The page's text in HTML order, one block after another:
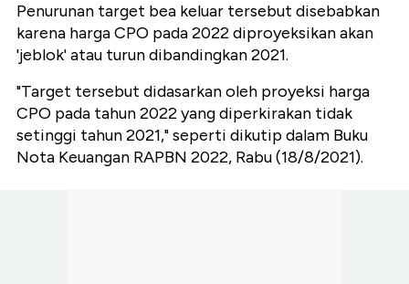
Penurunan target bea keluar tersebut disebabkan
karena harga CPO pada 2022 diproyeksikan akan
'jeblok' atau turun dibandingkan 2021.
"Target tersebut didasarkan oleh proyeksi harga
CPO pada tahun 2022 yang diperkirakan tidak
setinggi tahun 2021," seperti dikutip dalam Buku
Nota Keuangan RAPBN 2022, Rabu (18/8/2021).